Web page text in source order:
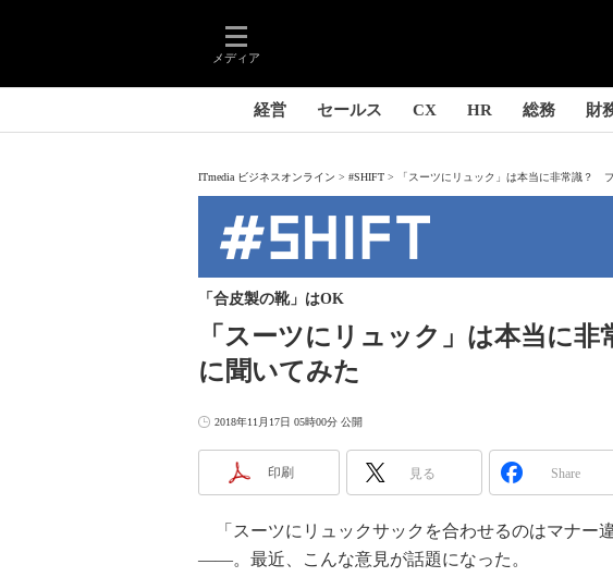
メディア
経営 セールス CX HR 総務 財
ITmedia ビジネスオンライン #SHIFT 「スーツにリュック」は本当に非常識？
「スーツにリュック」は本当に
に聞いてみた
「合皮製の靴」はOK
2018年11月17日 05時00分 公開
印刷 見る Share
「スーツにリュックサックを合わせるのはマナー
――。最近、こんな意見が話題になった。